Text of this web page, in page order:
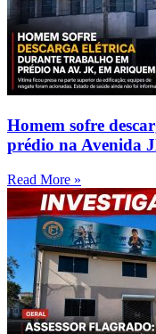
Homem sofre
prédio na Avenida
Read More »